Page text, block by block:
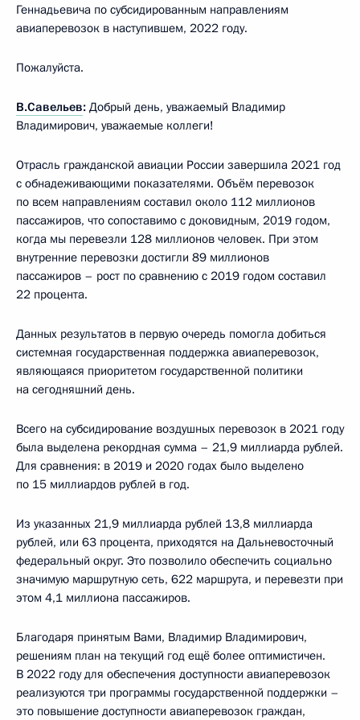
Геннадьевича по субсидированным направлениям
авиаперевозок в наступившем, 2022 году.
Пожалуйста.
В.Савельев: Добрый день, уважаемый Владимир
Владимирович, уважаемые коллеги!
Отрасль гражданской авиации России завершила 2021 год
с обнадеживающими показателями. Объём перевозок
по всем направлениям составил около 112 миллионов
пассажиров, что сопоставимо с доковидным, 2019 годом,
когда мы перевезли 128 миллионов человек. При этом
внутренние перевозки достигли 89 миллионов
пассажиров – рост по сравнению с 2019 годом составил
22 процента.
Данных результатов в первую очередь помогла добиться
системная государственная поддержка авиаперевозок,
являющаяся приоритетом государственной политики
на сегодняшний день.
Всего на субсидирование воздушных перевозок в 2021 году
была выделена рекордная сумма – 21,9 миллиарда рублей.
Для сравнения: в 2019 и 2020 годах было выделено
по 15 миллиардов рублей в год.
Из указанных 21,9 миллиарда рублей 13,8 миллиарда
рублей, или 63 процента, приходятся на Дальневосточный
федеральный округ. Это позволило обеспечить социально
значимую маршрутную сеть, 622 маршрута, и перевезти при
этом 4,1 миллиона пассажиров.
Благодаря принятым Вами, Владимир Владимирович,
решениям план на текущий год ещё более оптимистичен.
В 2022 году для обеспечения доступности авиаперевозок
реализуются три программы государственной поддержки –
это повышение доступности авиаперевозок граждан,